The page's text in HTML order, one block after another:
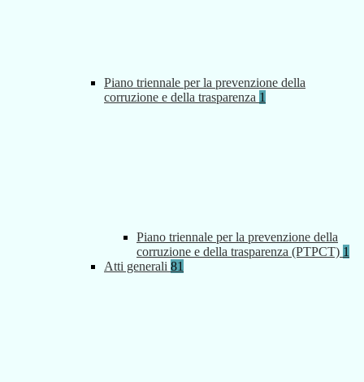
Piano triennale per la prevenzione della
corruzione e della trasparenza 1
Piano triennale per la prevenzione della
corruzione e della trasparenza (PTPCT) 1
Atti generali 81